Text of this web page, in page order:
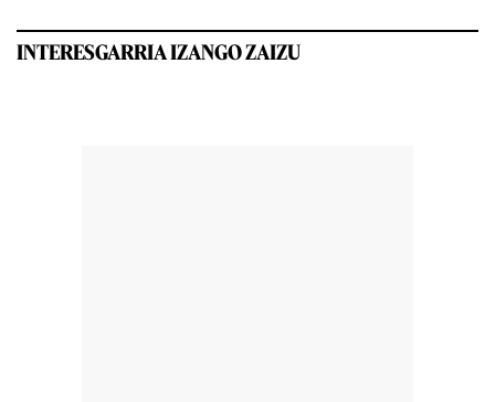
INTERESGARRIA IZANGO ZAIZU